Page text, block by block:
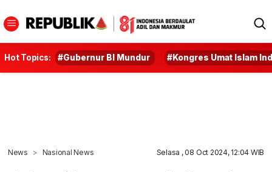
Hot Topics: #Gubernur BI Mundur #Kongres Umat Islam
News Nasional News Selasa , 08 Oct 2024, 12:04 WIB